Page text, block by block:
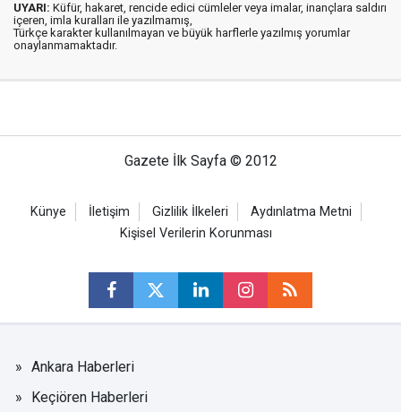
UYARI: Küfür, hakaret, rencide edici cümleler veya imalar, inançlara saldırı
içeren, imla kuralları ile yazılmamış,
Türkçe karakter kullanılmayan ve büyük harflerle yazılmış yorumlar
onaylanmamaktadır.
Gazete İlk Sayfa © 2012
Künye İletişim Gizlilik İlkeleri
Aydınlatma Metni
Kişisel Verilerin Korunması
Ankara Haberleri
Keçiören Haberleri